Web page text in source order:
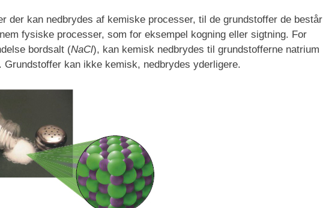
der kan nedbrydes af kemiske processer, til de grundstoffer de består
fysiske processer, som for eksempel kogning eller sigtning. For
bordsalt (NaCl), kan kemisk nedbrydes til grundstofferne natrium
kan ikke kemisk, nedbrydes yderligere.